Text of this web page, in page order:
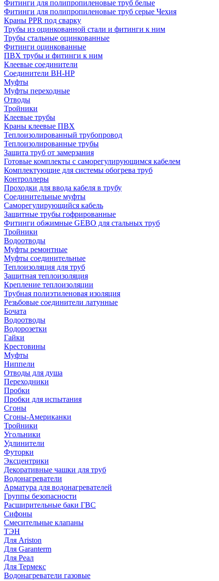
Фитинги для полипропиленовые труб белые
Фитинги для полипропиленовые труб серые Чехия
Краны PPR под сварку
Трубы из оцинкованной стали и фитинги к ним
Трубы стальные оцинкованные
Фитинги оцинкованные
ПВХ трубы и фитинги к ним
Клеевые соединители
Соединители ВН-НР
Муфты
Муфты переходные
Отводы
Тройники
Клеевые трубы
Краны клеевые ПВХ
Теплоизолированный трубопровод
Теплоизолированные трубы
Защита труб от замерзания
Готовые комплекты с саморегулирующимся кабелем
Комплектующие для системы обогрева труб
Контроллеры
Проходки для ввода кабеля в трубу
Соединительные муфты
Саморегулирующийся кабель
Защитные трубы гофрированные
Фитинги обжимные GEBO для стальных труб
Тройники
Водоотводы
Муфты ремонтные
Муфты соединительные
Теплоизоляция для труб
Защитная теплоизоляция
Крепление теплоизоляции
Трубная полиэтиленовая изоляция
Резьбовые соединители латунные
Бочата
Водоотводы
Водорозетки
Гайки
Крестовины
Муфты
Ниппели
Отводы для душа
Переходники
Пробки
Пробки для испытания
Сгоны
Сгоны-Американки
Тройники
Угольники
Удлинители
Футорки
Эксцентрики
Декоративные чашки для труб
Водонагреватели
Арматура для водонагревателей
Группы безопасности
Расширительные баки ГВС
Сифоны
Смесительные клапаны
ТЭН
Для Ariston
Для Garanterm
Для Реал
Для Термекс
Водонагреватели газовые